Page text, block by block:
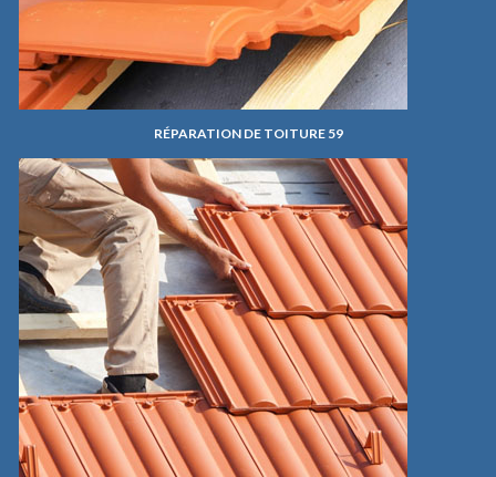
RÉPARATION DE TOITURE 59